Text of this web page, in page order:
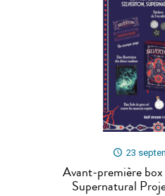
23
Avant-première
Supernatural